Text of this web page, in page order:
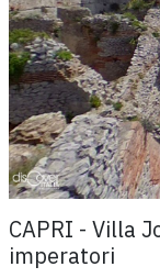
CAPRI - Villa
imperatori